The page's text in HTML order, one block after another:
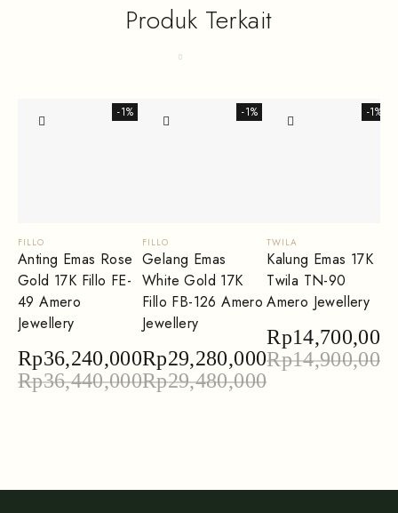
Produk Terkait
-1%
FILLO
Anting Emas Rose
Gold 17K Fillo FE-
49 Amero
Jewellery
Rp36,440,000
Rp36,240,000
-1%
FILLO
Gelang Emas
White Gold 17K
Fillo FB-126 Amero
Jewellery
Rp29,480,000
Rp29,280,000
-1%
TWILA
Kalung Emas 17K
Twila TN-90
Amero Jewellery
Rp14,900,000
Rp14,700,000